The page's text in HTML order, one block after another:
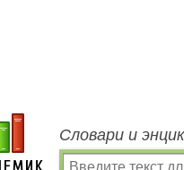
Словари и